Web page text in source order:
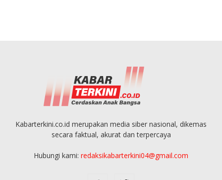
Kabarterkini.co.id merupakan media siber nasional, dikemas
secara faktual, akurat dan terpercaya
Hubungi kami: redaksikabarterkini04@gmail.com